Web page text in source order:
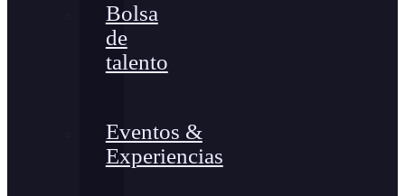
Bolsa
de
talento
Eventos &
Experiencias